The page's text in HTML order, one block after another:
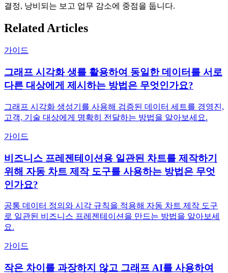
결정, 낭비되는 보고 업무 감소에 중점을 둡니다.
Related Articles
가이드
그래프 시각화 생를 활용하여 동일한 데이터를 서로
다른 대상에게 제시하는 방법은 무엇인가요?
그래프 시각화 생성기를 사용해 검증된 데이터 세트를 경영진,
고객, 기술 대상에게 명확히 전달하는 방법을 알아보세요.
가이드
비즈니스 프레젠테이션용 일관된 차트를 제작하기
위해 자동 차트 제작 도구를 사용하는 방법은 무엇
인가요?
공통 데이터 정의와 시각 규칙을 적용해 자동 차트 제작 도구
로 일관된 비즈니스 프레젠테이션을 만드는 방법을 알아보세
요.
가이드
작은 차이를 과장하지 않고 그래프 AI를 사용하여